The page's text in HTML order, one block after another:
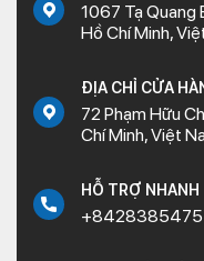
1067 Tạ Quang
Hồ Chí Minh,
ĐỊA CHỈ CỬA
72 Phạm Hữu
Chí Minh, Việt
HỖ TRỢ NHANH